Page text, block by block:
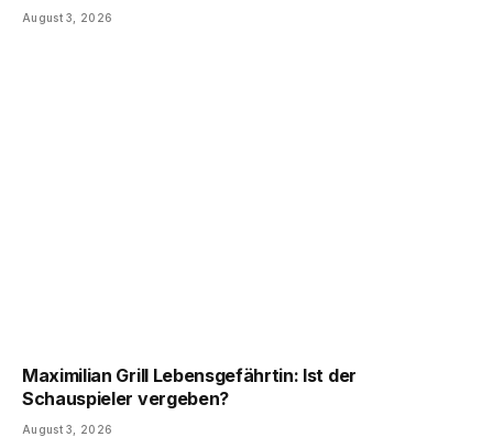
August 3, 2026
Maximilian Grill Lebensgefährtin: Ist der
Schauspieler vergeben?
August 3, 2026